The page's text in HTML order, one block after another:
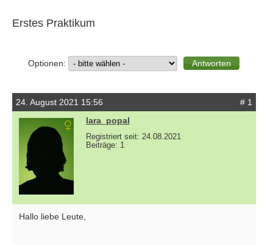
Erstes Praktikum
Optionen:
24. August 2021 15:56
# 1
lara_popal
Registriert seit: 24.08.2021
Beiträge: 1
Hallo liebe Leute,